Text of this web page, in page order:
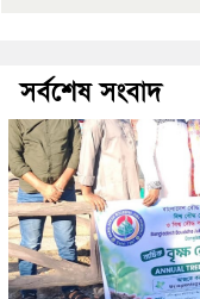
সর্বশেষ সংবাদ